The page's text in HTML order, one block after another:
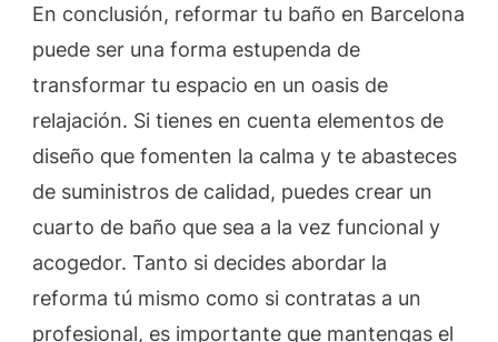
En conclusión, reformar tu baño en Barcelona
puede ser una forma estupenda de
transformar tu espacio en un oasis de
relajación. Si tienes en cuenta elementos de
diseño que fomenten la calma y te abasteces
de suministros de calidad, puedes crear un
cuarto de baño que sea a la vez funcional y
acogedor. Tanto si decides abordar la
reforma tú mismo como si contratas a un
profesional, es importante que mantengas el